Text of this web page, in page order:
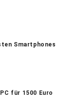
Smartphones
für 1500 Euro